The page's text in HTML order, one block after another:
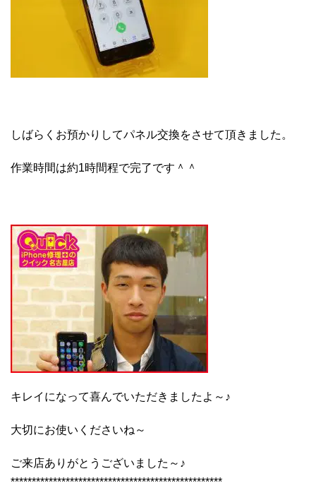
しばらくお預かりしてパネル交換をさせて頂きました。
作業時間は約1時間程で完了です＾＾
キレイになって喜んでいただきましたよ～♪
大切にお使いくださいね～
ご来店ありがとうございました～♪
**************************************************